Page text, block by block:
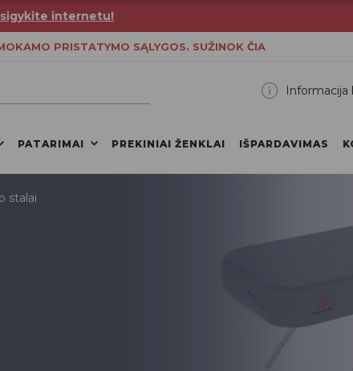
internetu!
PRISTATYMO SĄLYGOS. SUŽINOK ČIA
Informacija
PATARIMAI PREKINIAI ŽENKLAI IŠPARDAVIMAS
stalai